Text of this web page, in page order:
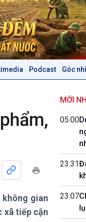
Podcast Góc
Trước giờ mở cửa
Dòng chảy Kinh tế
Tuyên chiến với gian lận
thương mại
Podcast
không gian
xã tiếp cận
MỚI
05:00
23:31
23:07